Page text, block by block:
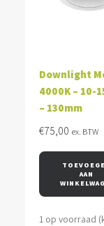
Downlight
4000K – 10-
– 130mm
€75,00 ex. BTW
AAN
1 op voorraad